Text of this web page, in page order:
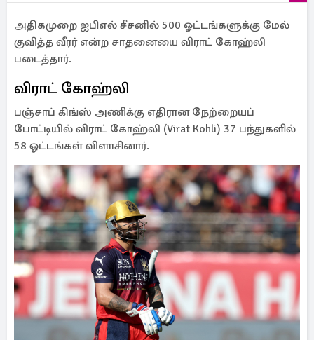
அதிகமுறை ஐபிஎல் சீசனில் 500 ஓட்டங்களுக்கு மேல்
குவித்த வீரர் என்ற சாதனையை விராட் கோஹ்லி
படைத்தார்.
விராட் கோஹ்லி
பஞ்சாப் கிங்ஸ் அணிக்கு எதிரான நேற்றையப்
போட்டியில் விராட் கோஹ்லி (Virat Kohli) 37 பந்துகளில்
58 ஓட்டங்கள் விளாசினார்.